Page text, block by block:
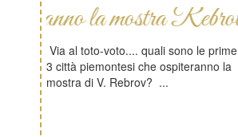
la mostra Rebrov
Via al toto-voto.... quali sono le prime
3 città piemontesi che ospiteranno la
mostra di V. Rebrov? ...